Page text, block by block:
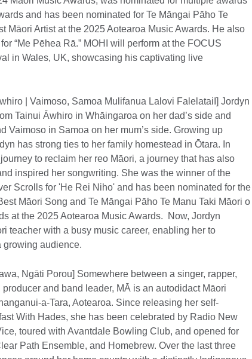
and has been nominated for Te Māngai Pāho Te
Māori Artist at the 2025 Aotearoa Music Awards. He also
“Me Pēhea Rā.” MOHI will perform at the FOCUS
in Wales, UK, showcasing his captivating live
| Vaimoso, Samoa Mulifanua Lalovi FalelataiI] Jordyn
Tainui Āwhiro in Whāingaroa on her dad’s side and
Vaimoso in Samoa on her mum’s side. Growing up
has strong ties to her family homestead in Ōtara. In
to reclaim her reo Māori, a journey that has also
inspired her songwriting. She was the winner of the
Scrolls for 'He Rei Niho' and has been nominated for the
Māori Song and Te Māngai Pāho Te Manu Taki Māori o
at the 2025 Aotearoa Music Awards. Now, Jordyn
teacher with a busy music career, enabling her to
growing audience.
Ngāti Porou] Somewhere between a singer, rapper,
and band leader, MĀ is an autodidact Māori
a-Tara, Aotearoa. Since releasing her self-
With Hades, she has been celebrated by Radio New
toured with Avantdale Bowling Club, and opened for
Path Ensemble, and Homebrew. Over the last three